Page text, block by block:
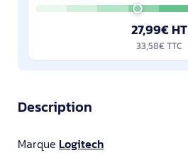
27,99€ HT
33,58€ TTC
Description
Marque Logitech